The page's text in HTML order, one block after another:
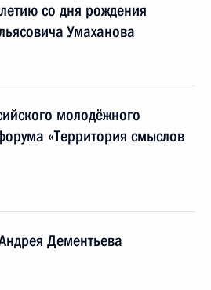
со дня рождения
Умаханова
молодёжного
«Территория смыслов
Дементьева